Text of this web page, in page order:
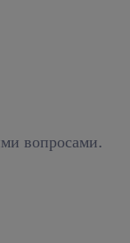
вопросами.